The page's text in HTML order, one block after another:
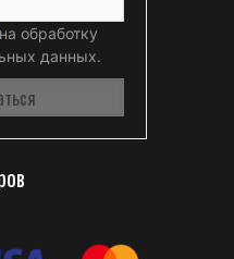
на обработку
данных.